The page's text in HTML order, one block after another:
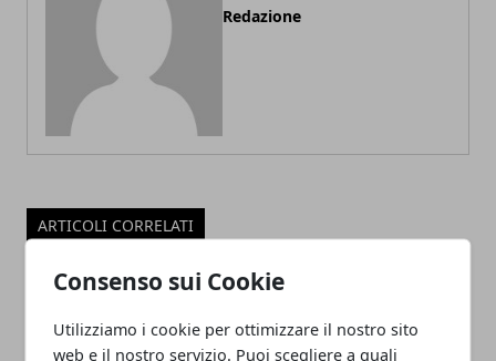
Consenso sui Cookie
Utilizziamo i cookie per ottimizzare il nostro sito
web e il nostro servizio. Puoi scegliere a quali
Redazione
ARTICOLI CORRELATI